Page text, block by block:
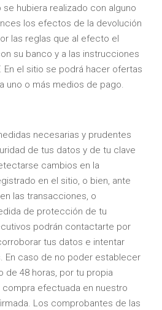
hubiera realizado con alguno
los efectos de la devolución
las reglas que al efecto el
su banco y a las instrucciones
En el sitio se podrá hacer ofertas
uno o más medios de pago.
necesarias y prudentes
de tus datos y de tu clave
cambios en la
en el sitio, o bien, ante
las transacciones, o
de protección de tu
podrán contactarte por
tus datos e intentar
En caso de no poder establecer
de 48 horas, por tu propia
efectuada en nuestro
Los comprobantes de las